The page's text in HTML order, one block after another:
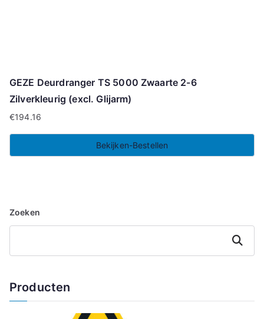
GEZE Deurdranger TS 5000 Zwaarte 2-6
Zilverkleurig (excl. Glijarm)
€194.16
Bekijken-Bestellen
Zoeken
Zoeken
Producten